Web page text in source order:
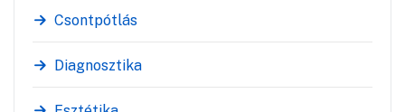
Csontpótlás
Diagnosztika